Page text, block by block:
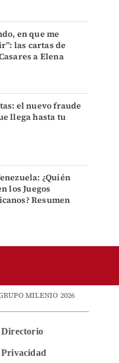
en que me
las cartas de
a Elena
el nuevo fraude
llega hasta tu
¿Quién
los Juegos
Resumen
MILENIO 2026
Directorio
Privacidad